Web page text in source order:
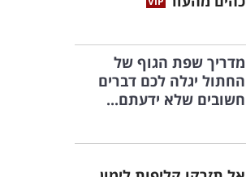
מדריך שפת הגוף של
החתול יגלה לכם דברים
חשובים שלא ידעתם...